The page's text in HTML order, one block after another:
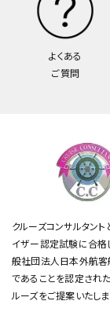
よくある
ご質問
クルーズコンサルタン
イザー認定試験に合格
般社団法人日本外航客
であることを認定された
ルーズをご提案いたしま